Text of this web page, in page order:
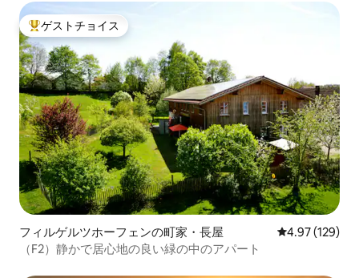
大好評のゲストチョイスです。
ゲストチョイス
フィルゲルツホーフェンの町家・長屋 レビュー129
4.97 (129)
（F2）静かで居心地の良い緑の中のアパート